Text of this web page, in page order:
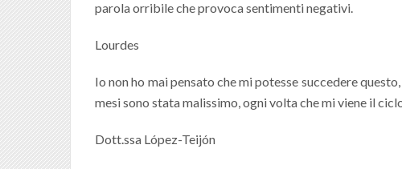
parola orribile che provoca sentimenti negativi.
Lourdes
Io non ho mai pensato che mi potesse succedere
mesi sono stata malissimo, ogni volta che mi viene il
Dott.ssa López-Teijón